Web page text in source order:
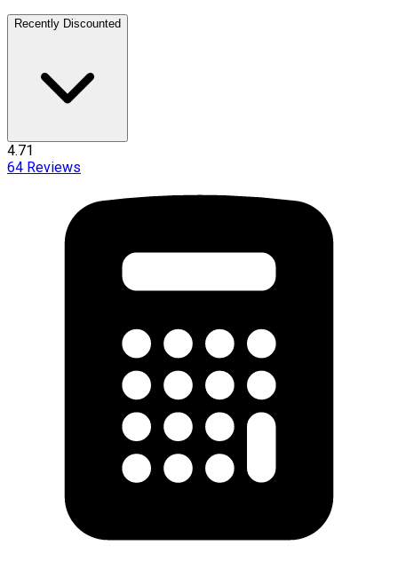
Recently Discounted
4.71
64 Reviews